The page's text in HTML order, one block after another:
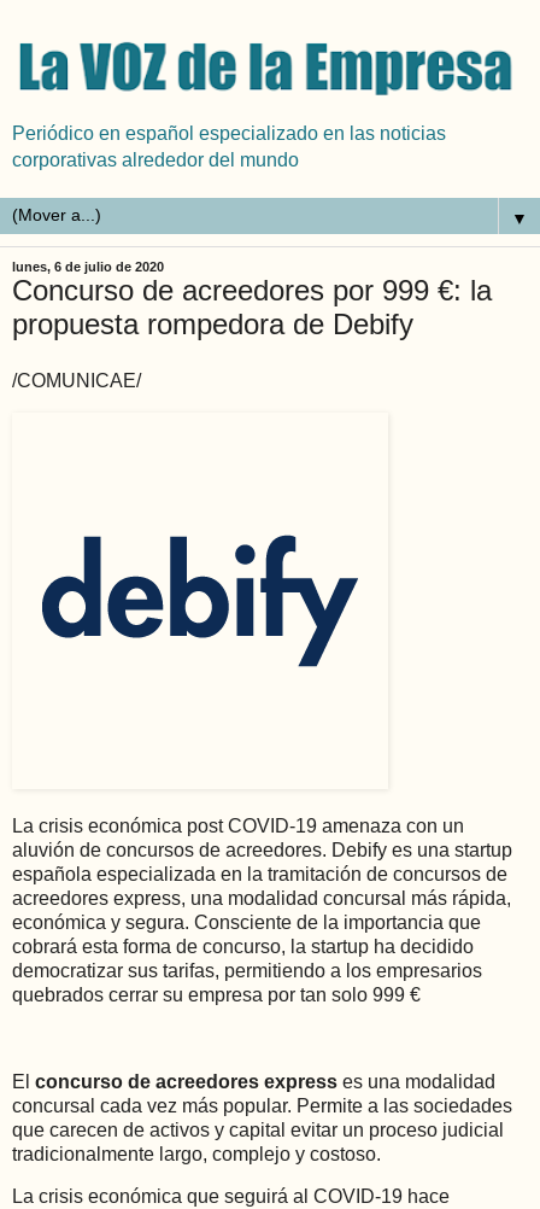
Periódico en español especializado en las noticias
corporativas alrededor del mundo
▼
lunes, 6 de julio de 2020
Concurso de acreedores por 999 €: la
propuesta rompedora de Debify
/COMUNICAE/
La crisis económica post COVID-19 amenaza con un
aluvión de concursos de acreedores. Debify es una startup
española especializada en la tramitación de concursos de
acreedores express, una modalidad concursal más rápida,
económica y segura. Consciente de la importancia que
cobrará esta forma de concurso, la startup ha decidido
democratizar sus tarifas, permitiendo a los empresarios
quebrados cerrar su empresa por tan solo 999 €
El concurso de acreedores express es una modalidad
concursal cada vez más popular. Permite a las sociedades
que carecen de activos y capital evitar un proceso judicial
tradicionalmente largo, complejo y costoso.
La crisis económica que seguirá al COVID-19 hace